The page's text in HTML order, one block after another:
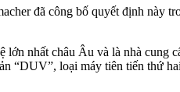
đã công bố quyết định này
nhất châu Âu và là nhà cung
“DUV”, loại máy tiên tiến thứ